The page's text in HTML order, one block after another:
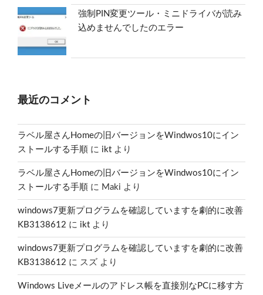
強制PIN変更ツール・ミニドライバが読み
込めませんでしたのエラー
最近のコメント
ラベル屋さんHomeの旧バージョンをWindwos10にイン
ストールする手順 に ikt より
ラベル屋さんHomeの旧バージョンをWindwos10にイン
ストールする手順 に Maki より
windows7更新プログラムを確認していますを劇的に改善
KB3138612 に ikt より
windows7更新プログラムを確認していますを劇的に改善
KB3138612 に スズ より
Windows Liveメールのアドレス帳を直接別なPCに移す方